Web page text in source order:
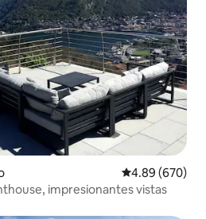
Calificación
4.89 (670)
impresionantes vistas